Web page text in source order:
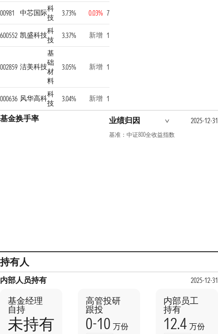
00981 中芯国际科
技
3.73% 0.03% 7
600552 凯盛科技科
技
3.37% 新增 1
002859 洁美科技
基
础
材
料
3.05% 新增 1
000636 风华高科科
技
3.04% 新增 1
基金换手率 业绩归因 2025-12-31
基准：中证800全收益指数
持有人
内部人员持有 2025-12-31
基金经理
自持
未持有
高管投研
跟投
0-10 万份
内部员工
持有
12.4 万份